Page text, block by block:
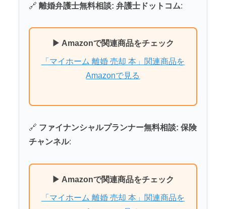
🔗 離婚弁護士無料相談: 弁護士ドットコム:
▶ Amazonで関連商品をチェック
「マイホーム 離婚 売却 本」関連商品を
Amazonで見る
🔗 ファイナンシャルプランナー無料相談: 保険
チャンネル:
▶ Amazonで関連商品をチェック
「マイホーム 離婚 売却 本」関連商品を